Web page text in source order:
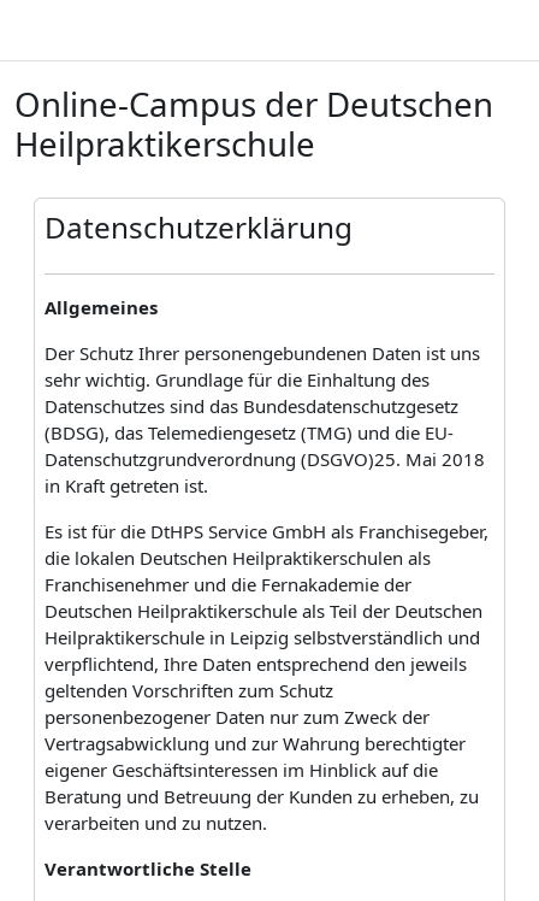
Online-Campus der Deutschen
Heilpraktikerschule
Datenschutzerklärung
Allgemeines
Der Schutz Ihrer personengebundenen Daten ist uns
sehr wichtig. Grundlage für die Einhaltung des
Datenschutzes sind das Bundesdatenschutzgesetz
(BDSG), das Telemediengesetz (TMG) und die EU-
Datenschutzgrundverordnung (DSGVO)25. Mai 2018
in Kraft getreten ist.
Es ist für die DtHPS Service GmbH als Franchisegeber,
die lokalen Deutschen Heilpraktikerschulen als
Franchise­nehmer und die Fernakademie der
Deutschen Heilpraktikerschule als Teil der Deutschen
Heilpraktikerschule in Leipzig selbstverständlich und
verpflichtend, Ihre Daten entsprechend den jeweils
geltenden Vorschriften zum Schutz
personenbezogener Daten nur zum Zweck der
Vertragsabwicklung und zur Wahrung berechtigter
eigener Geschäftsinteressen im Hinblick auf die
Beratung und Betreuung der Kunden zu erheben, zu
verarbeiten und zu nutzen.
Verantwortliche Stelle